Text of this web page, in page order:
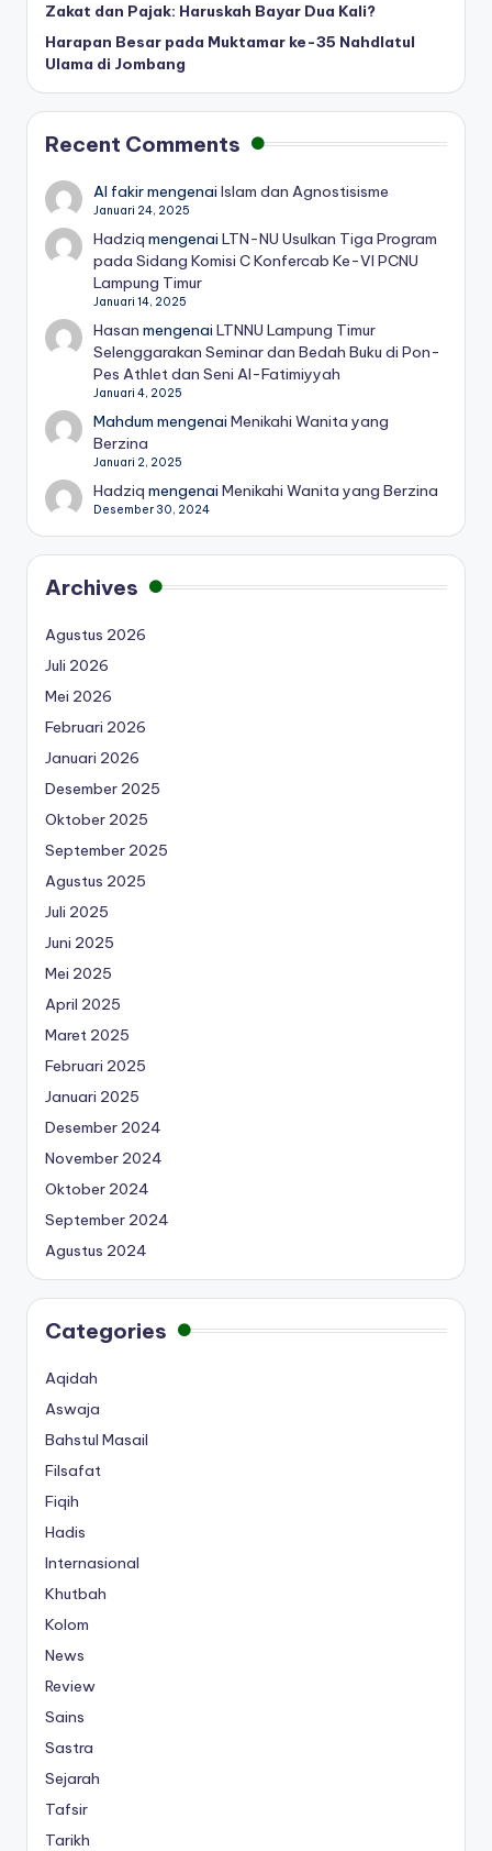
Zakat dan Pajak: Haruskah Bayar Dua Kali?
Harapan Besar pada Muktamar ke-35 Nahdlatul
Ulama di Jombang
Recent Comments
Al fakirmengenaiIslam dan Agnostisisme
Januari 24, 2025
Hadziq mengenaiLTN-NU Usulkan Tiga Program
pada Sidang Komisi C Konfercab Ke-VI PCNU
Lampung Timur
Januari 14, 2025
Hasan mengenaiLTNNU Lampung Timur
Selenggarakan Seminar dan Bedah Buku di Pon-
Pes Athlet dan Seni Al-Fatimiyyah
Januari 4, 2025
Mahdum mengenaiMenikahi Wanita yang
Berzina
Januari 2, 2025
Hadziq mengenaiMenikahi Wanita yang Berzina
Desember 30, 2024
Archives
Agustus 2026
Juli 2026
Mei 2026
Februari 2026
Januari 2026
Desember 2025
Oktober 2025
September 2025
Agustus 2025
Juli 2025
Juni 2025
Mei 2025
April 2025
Maret 2025
Februari 2025
Januari 2025
Desember 2024
November 2024
Oktober 2024
September 2024
Agustus 2024
Categories
Aqidah
Aswaja
Bahstul Masail
Filsafat
Fiqih
Hadis
Internasional
Khutbah
Kolom
News
Review
Sains
Sastra
Sejarah
Tafsir
Tarikh